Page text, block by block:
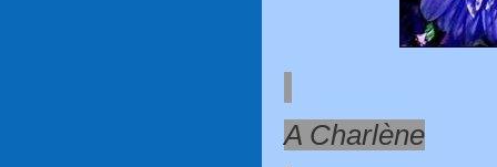
A Charlène